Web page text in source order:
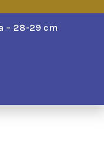
– 28-29 cm